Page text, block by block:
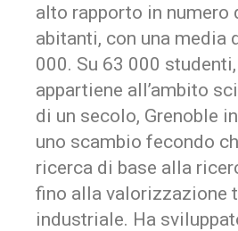
alto rapporto in numero
abitanti, con una media
000. Su 63 000
appartiene all’ambito
di un secolo, Grenoble
uno scambio fecondo
ricerca di base alla
fino alla valorizzazione
industriale. Ha